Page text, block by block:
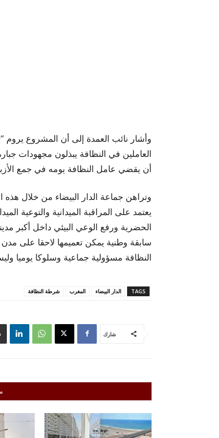
وأشار نائب العمدة إلى أن المشروع يروم
العاملين في النظافة يبذلون مجهودات
أن يقضي عامل النظافة يومه في جمع
وتراهن جماعة الدار البيضاء من خلال
يعتمد على المراقبة الميدانية والتوعية
الحضرية ورفع الوعي البيئي داخل أكبر
سابقة وطنية يمكن تعميمها لاحقا على
النظافة مسؤولية جماعية وسلوكا يوميا
TAGS الدار البيضاء المغرب شرطة النظافة
شارك